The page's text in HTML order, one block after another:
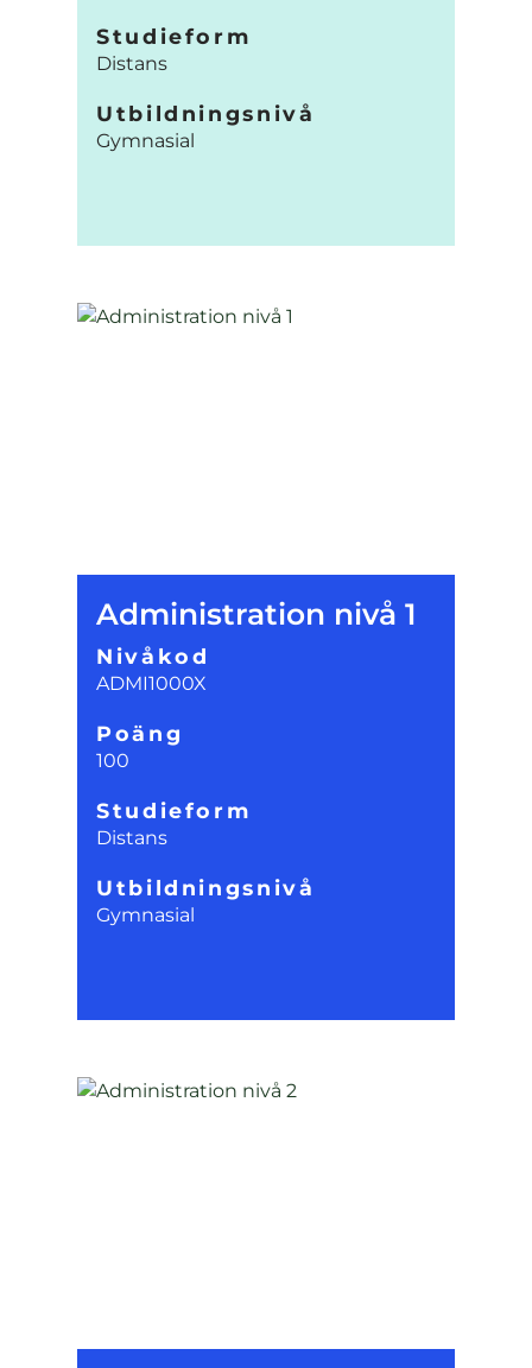
Studieform
Distans
Utbildningsnivå
Gymnasial
Administration nivå 1
Nivåkod
ADMI1000X
Poäng
100
Studieform
Distans
Utbildningsnivå
Gymnasial